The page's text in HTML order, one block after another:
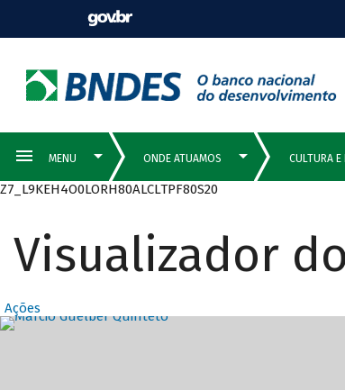
Z7_L9KEH4O0LORH80ALCLTPF80S20
Visualizador
Ações
Destaques